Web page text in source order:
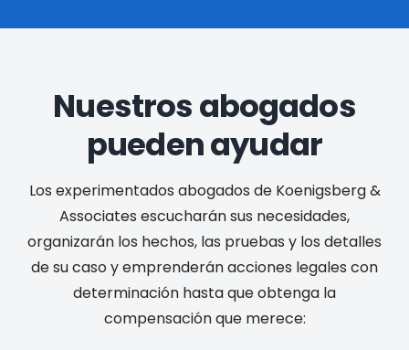
Nuestros abogados
pueden ayudar
Los experimentados abogados de Koenigsberg &
Associates escucharán sus necesidades,
organizarán los hechos, las pruebas y los detalles
de su caso y emprenderán acciones legales con
determinación hasta que obtenga la
compensación que merece: